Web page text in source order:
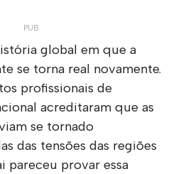
global em que a
se torna real novamente.
profissionais de
acreditaram que as
se tornado
das tensões das regiões
pareceu provar essa